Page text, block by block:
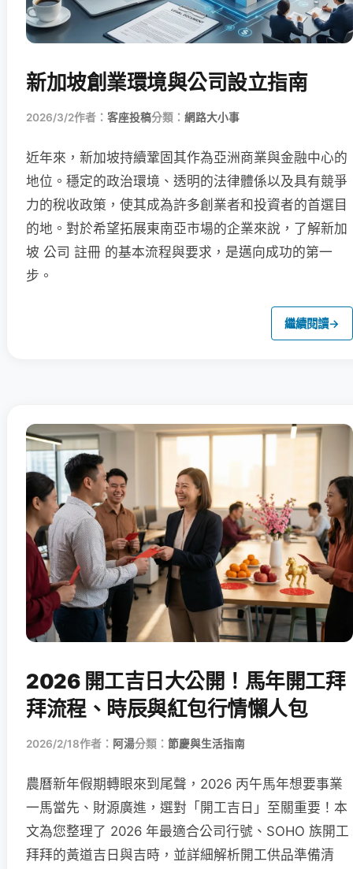
新加坡創業環境與公司設立指南
2026/3/2作者： 客座投稿分類： 網路大小事
近年來，新加坡持續鞏固其作為亞洲商業與金融中心的
地位。穩定的政治環境、透明的法律體係以及具有競爭
力的稅收政策，使其成為許多創業者和投資者的首選目
的地。對於希望拓展東南亞市場的企業來說，了解新加
坡 公司 註冊 的基本流程與要求，是邁向成功的第一
步。
繼續閱讀→
2026 開工吉日大公開！馬年開工拜
拜流程、時辰與紅包行情懶人包
2026/2/18作者： 阿湯分類： 節慶與生活指南
農曆新年假期轉眼來到尾聲，2026 丙午馬年想要事業
一馬當先、財源廣進，選對「開工吉日」至關重要！本
文為您整理了 2026 年最適合公司行號、SOHO 族開工
拜拜的黃道吉日與吉時，並詳細解析開工供品準備清